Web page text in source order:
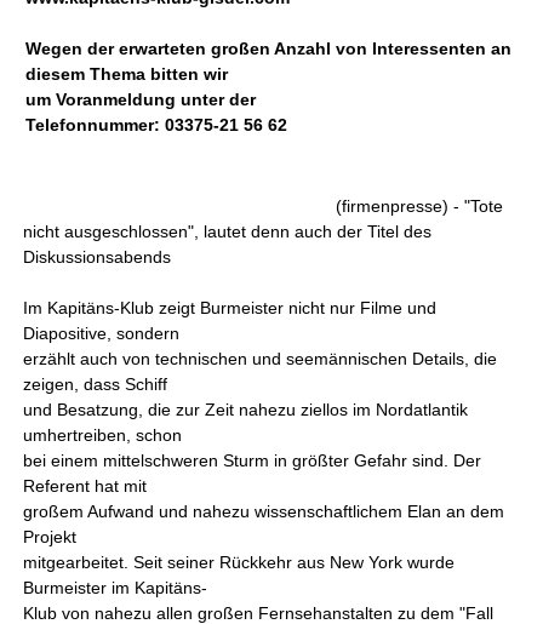
Wegen der erwarteten großen Anzahl von Interessenten an
diesem Thema bitten wir
um Voranmeldung unter der
Telefonnummer: 03375-21 56 62
(firmenpresse) - "Tote
nicht ausgeschlossen", lautet denn auch der Titel des
Diskussionsabends
Im Kapitäns-Klub zeigt Burmeister nicht nur Filme und
Diapositive, sondern
erzählt auch von technischen und seemännischen Details, die
zeigen, dass Schiff
und Besatzung, die zur Zeit nahezu ziellos im Nordatlantik
umhertreiben, schon
bei einem mittelschweren Sturm in größter Gefahr sind. Der
Referent hat mit
großem Aufwand und nahezu wissenschaftlichem Elan an dem
Projekt
mitgearbeitet. Seit seiner Rückkehr aus New York wurde
Burmeister im Kapitäns-
Klub von nahezu allen großen Fernsehanstalten zu dem "Fall